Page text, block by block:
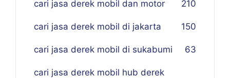
cari jasa derek mobil dan motor 210
cari jasa derek mobil di jakarta 150
cari jasa derek mobil di sukabumi 63
cari jasa derek mobil hub derek